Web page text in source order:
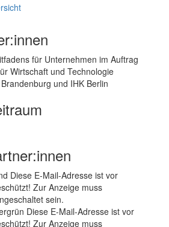
für Unternehmen im Auftrag
Wirtschaft und Technologie
und IHK Berlin
Diese E-Mail-Adresse ist vor
Zur Anzeige muss
sein.
Diese E-Mail-Adresse ist vor
Zur Anzeige muss